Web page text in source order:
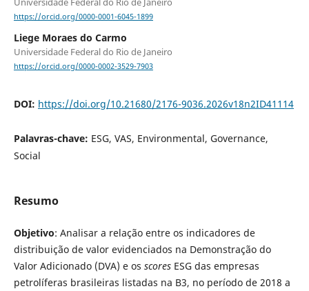
https://orcid.org/0000-0001-6045-1899
Liege Moraes do Carmo
Universidade Federal do Rio de Janeiro
https://orcid.org/0000-0002-3529-7903
DOI: https://doi.org/10.21680/2176-9036.2026v18n2ID41114
Palavras-chave: ESG, VAS, Environmental, Governance,
Social
Resumo
Objetivo: Analisar a relação entre os indicadores de
distribuição de valor evidenciados na Demonstração do
Valor Adicionado (DVA) e os scoresESG das empresas
petrolíferas brasileiras listadas na B3, no período de 2018 a